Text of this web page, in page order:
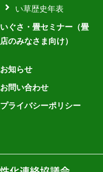
い草歴史年表
いぐさ・畳セミナー（畳
店のみなさま向け）
お知らせ
お問い合わせ
プライバシーポリシー